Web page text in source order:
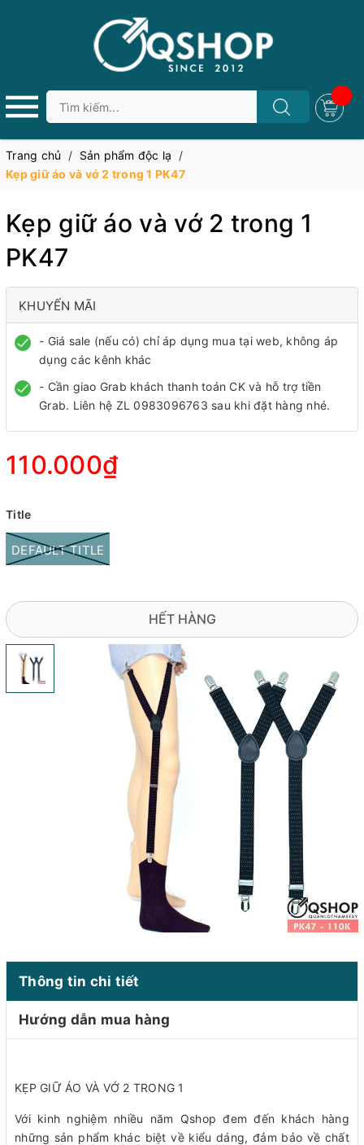
Trang chủ / Sản phẩm độc lạ
/
Kẹp giữ áo và vớ 2 trong 1 PK47
Kẹp giữ áo và vớ 2 trong 1
PK47
KHUYẾN MÃI
- Giá sale (nếu có) chỉ áp dụng mua tại web, không áp
dụng các kênh khác
- Cần giao Grab khách thanh toán CK và hỗ trợ tiền
Grab. Liên hệ ZL 0983096763 sau khi đặt hàng nhé.
110.000₫
Title
DEFAULT TITLE
HẾT HÀNG
Thông tin chi tiết
Hướng dẫn mua hàng
KẸP GIỮ ÁO VÀ VỚ 2 TRONG 1
Với kinh nghiệm nhiều năm Qshop đem đến khách hàng
những sản phẩm khác biệt về kiểu dáng, đảm bảo về chất